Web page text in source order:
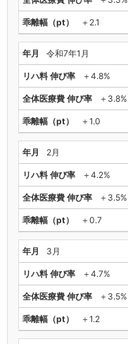
＋2.1
令和7年1月
＋4.8%
＋3.8%
＋1.0
2月
＋4.2%
＋3.5%
＋0.7
3月
＋4.7%
＋3.5%
＋1.2